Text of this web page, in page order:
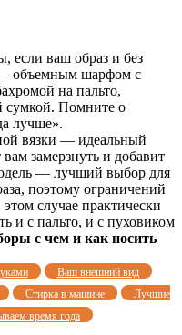
если ваш образ и без
объемным шарфом с
на пальто,
сумкой. Помните о
лучше».
вязки — идеальный
замерзнуть и добавит
— лучший выбор для
поэтому ограничений
случае практически
и с пальто, и с пуховиком
с чем и как носить
Ваш внешний вид
Стирка в машине
Лучшие
время года